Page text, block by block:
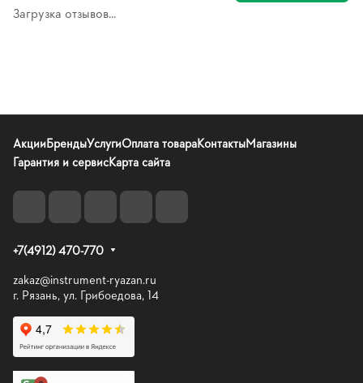
Загрузка отзывов...
АкцииБрендыУслугиОплата товараКонтактыМагазины
Гарантия и сервисКарта сайта
+7(4912) 470-770
zakaz@instrument-ryazan.ru
г. Рязань, ул. Грибоедова, 14